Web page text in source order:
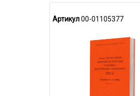
Артикул00-01105377